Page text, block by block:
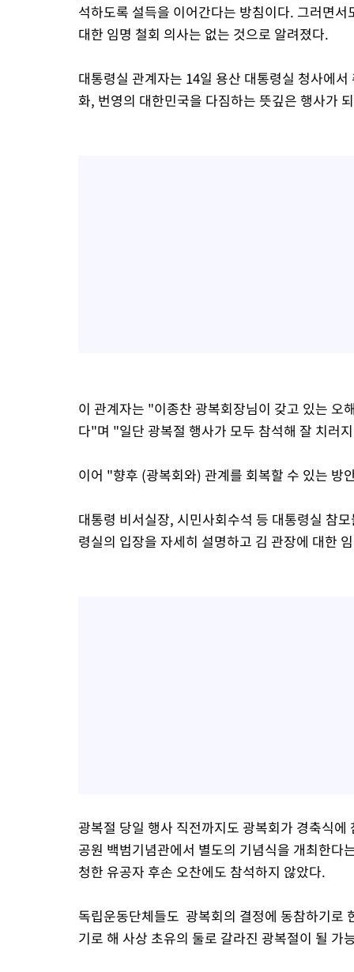
석하도록 설득을 이어간다는 방침이다. 그러면
대한 임명 철회 의사는 없는 것으로 알려졌다.
대통령실 관계자는 14일 용산 대통령실 청사에
화, 번영의 대한민국을 다짐하는 뜻깊은 행사가
이 관계자는 "이종찬 광복회장님이 갖고 있는 오
다"며 "일단 광복절 행사가 모두 참석해 잘 치러
이어 "향후 (광복회와) 관계를 회복할 수 있는 방
대통령 비서실장, 시민사회수석 등 대통령실 참
령실의 입장을 자세히 설명하고 김 관장에 대한
광복절 당일 행사 직전까지도 광복회가 경축식
공원 백범기념관에서 별도의 기념식을 개최한
청한 유공자 후손 오찬에도 참석하지 않았다.
독립운동단체들도 광복회의 결정에 동참하기로
기로 해 사상 초유의 둘로 갈라진 광복절이 될 가